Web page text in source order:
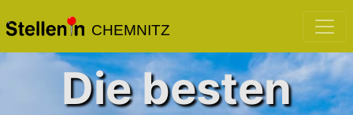
CHEMNITZ
Die besten